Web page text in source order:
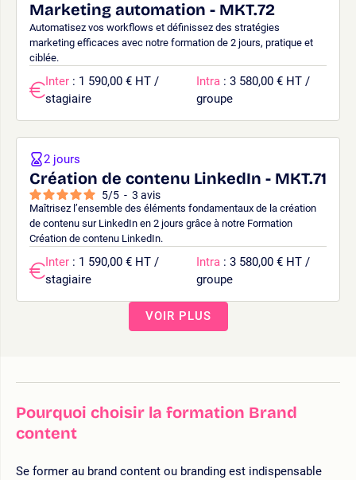
Marketing automation - MKT.72
Automatisez vos workflows et définissez des stratégies
marketing efficaces avec notre formation de 2 jours, pratique et
ciblée.
Inter : 1 590,00 € HT /
stagiaire
Intra : 3 580,00 € HT /
groupe
Création de contenu LinkedIn - MKT.71
5/5 - 3 avis
Maîtrisez l’ensemble des éléments fondamentaux de la création
de contenu sur LinkedIn en 2 jours grâce à notre Formation
Création de contenu LinkedIn.
2 jours
Inter : 1 590,00 € HT /
stagiaire
Intra : 3 580,00 € HT /
groupe
VOIR PLUS
Pourquoi choisir la formation Brand
content
Se former au brand content ou branding est indispensable